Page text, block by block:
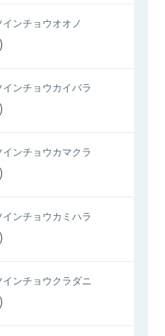
ンチョウオオノ
ンチョウカイバラ
ンチョウカマクラ
ンチョウカミハラ
ンチョウクラダニ